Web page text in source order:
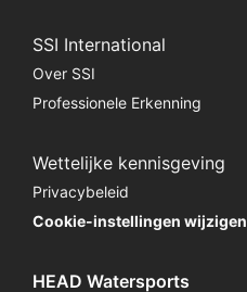
SSI International
Over SSI
Professionele Erkenning
Wettelijke kennisgeving
Privacybeleid
Cookie-instellingen wijzigen
HEAD Watersports